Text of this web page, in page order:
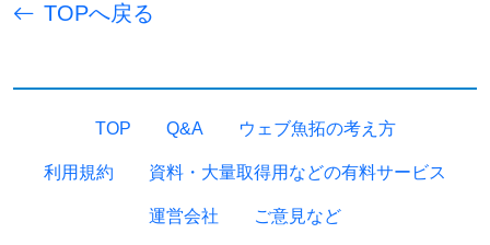
TOPへ戻る
TOP Q&A ウェブ魚拓の考え方
利用規約 資料・大量取得用などの有料サービス
運営会社 ご意見など